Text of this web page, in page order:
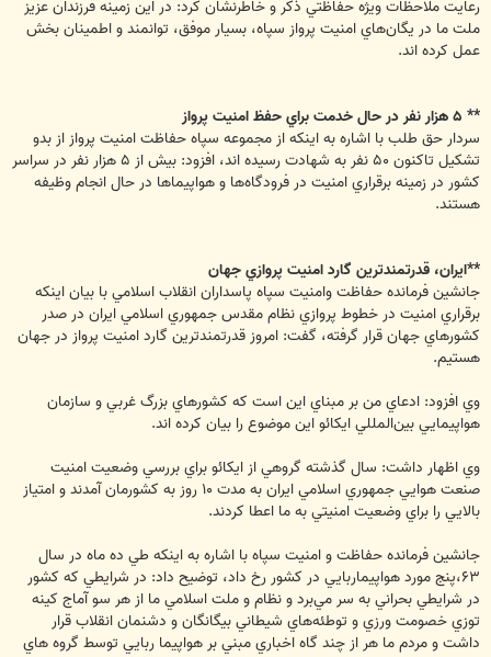
رعايت ملاحظات ويژه حفاظتي ذكر و خاطرنشان كرد: در اين زمينه فرزندان عزيز
ملت ما در يگان‌هاي امنيت پرواز سپاه، بسيار موفق، توانمند و اطمينان بخش
عمل كرده اند.
** ‪ ۵‬هزار نفر در حال خدمت براي حفظ امنيت پرواز
سردار حق طلب با اشاره به اينكه از مجموعه سپاه حفاظت امنيت پرواز از بدو
تشكيل تاكنون ‪ ۵۰‬نفر به شهادت رسيده اند، افزود: بيش از ‪ ۵‬هزار نفر در سراسر
كشور در زمينه برقراري امنيت در فرودگاه‌ها و هواپيماها در حال انجام وظيفه
هستند.
**ايران، قدرتمندترين گارد امنيت پروازي جهان
جانشين فرمانده حفاظت وامنيت سپاه پاسداران انقلاب اسلامي با بيان اينكه
برقراري امنيت در خطوط پروازي نظام مقدس جمهوري اسلامي ايران در صدر
كشورهاي جهان قرار گرفته، گفت: امروز قدرتمندترين گارد امنيت پرواز در جهان
هستيم.
وي افزود: ادعاي من بر مبناي اين است كه كشورهاي بزرگ غربي و سازمان
هواپيمايي بين‌المللي ايكائو اين موضوع را بيان كرده اند.
وي اظهار داشت: سال گذشته گروهي از ايكائو براي بررسي وضعيت امنيت
صنعت هوايي جمهوري اسلامي ايران به مدت ‪ ۱۰‬روز به كشورمان آمدند و امتياز
بالايي را براي وضعيت امنيتي به ما اعطا كردند.
،۶۳‬پنج مورد هواپيماربايي در كشور رخ داد، توضيح داد: در شرايطي كه كشور
در شرايطي بحراني به سر مي‌برد و نظام و ملت اسلامي ما از هر سو آماج كينه
توزي خصومت ورزي و توطئه‌هاي شيطاني بيگانگان و دشنمان انقلاب قرار
داشت و مردم ما هر از چند گاه اخباري مبني بر هواپيما ربايي توسط گروه هاي